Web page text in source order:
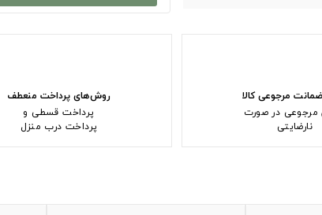
مرجوعی در صورت
نارضایتی
روش‌های پرداخت منعطف
پرداخت قسطی و
پرداخت درب منزل